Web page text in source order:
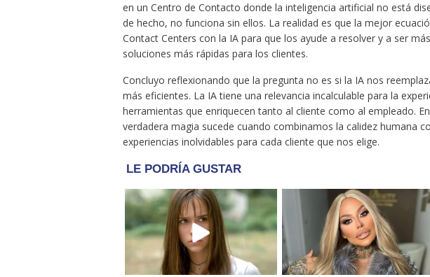
en un Centro de Contacto donde la inteligencia artificial no está
de hecho, no funciona sin ellos. La realidad es que la mejor
Contact Centers con la IA para que los ayude a resolver y a ser
soluciones más rápidas para los clientes.
Concluyo reflexionando que la pregunta no es si la IA nos
más eficientes. La IA tiene una relevancia incalculable para la
herramientas que enriquecen tanto al cliente como al empleado.
verdadera magia sucede cuando combinamos la calidez humana
experiencias inolvidables para cada cliente que nos elige.